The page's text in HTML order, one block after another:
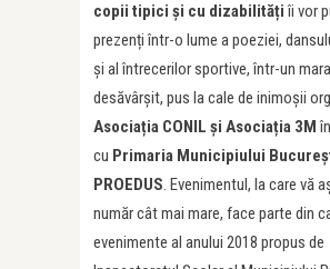
copii tipici și cu dizabilitățiîi vor
prezenți într-o lume a poeziei,
și al întrecerilor sportive, într-un
desăvârșit, pus la cale de inimoșii
Asociația CONIL și Asociația 3M
cu Primaria Municipiului
PROEDUS. Evenimentul, la care vă
număr cât mai mare, face parte din
evenimente al anului 2018 propus de